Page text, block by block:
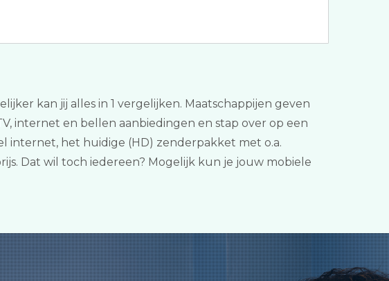
kan jij alles in 1 vergelijken. Maatschappijen geven
internet en bellen aanbiedingen en stap over op een
internet, het huidige (HD) zenderpakket met o.a.
Dat wil toch iedereen? Mogelijk kun je jouw mobiele